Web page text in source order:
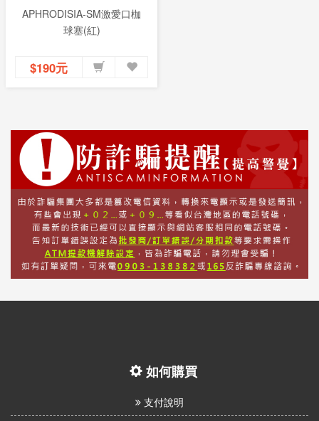
APHRODISIA-SM激愛口枷
球塞(紅)
$190元
如何購買
支付說明